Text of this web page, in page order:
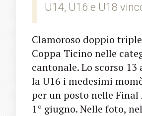
U14, U16 e U18
Clamoroso doppio
Coppa Ticino nelle
cantonale. Lo scorso
la U16 i medesimi
per un posto nelle
1° giugno. Nelle foto,